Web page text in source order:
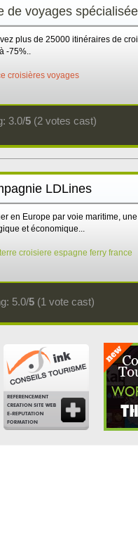
de voyages
plus de 25000 itinéraires de
-75%..
croisières voyages
3.0/5 (2 votes cast)
LDLines
en Europe par voie maritime,
et économique...
croisiere espagne ferry france
5.0/5 (1 vote cast)